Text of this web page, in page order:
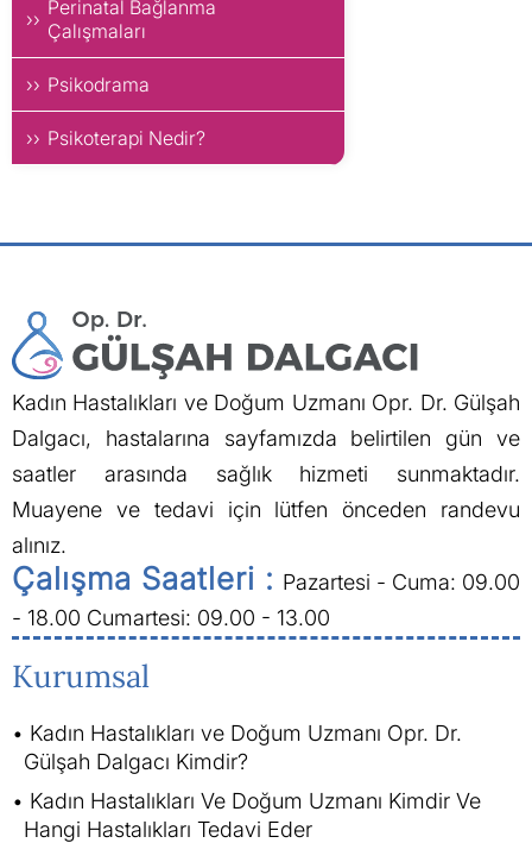
Perinatal Bağlanma
Çalışmaları
Psikodrama
Psikoterapi Nedir?
Kadın Hastalıkları ve Doğum Uzmanı Opr. Dr. Gülşah
Dalgacı, hastalarına sayfamızda belirtilen gün ve
saatler arasında sağlık hizmeti sunmaktadır.
Muayene ve tedavi için lütfen önceden randevu
alınız.
Çalışma Saatleri : Pazartesi - Cuma: 09.00
- 18.00 Cumartesi: 09.00 - 13.00
Kurumsal
Kadın Hastalıkları ve Doğum Uzmanı Opr. Dr.
Gülşah Dalgacı Kimdir?
Kadın Hastalıkları Ve Doğum Uzmanı Kimdir Ve
Hangi Hastalıkları Tedavi Eder